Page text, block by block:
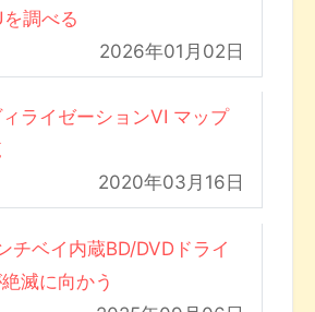
を調べる
2026年01月02日
ライゼーションVI マップ
2020年03月16日
チベイ内蔵BD/DVDドライ
滅に向かう